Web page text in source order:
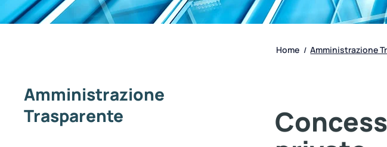
Amministrazione
Trasparente
Home / Amministrazione